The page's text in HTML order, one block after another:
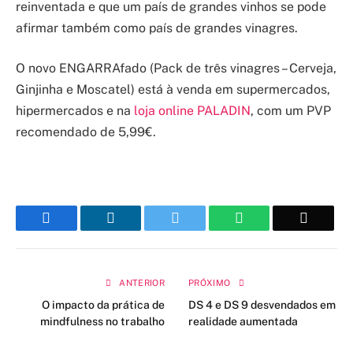
reinventada e que um país de grandes vinhos se pode
afirmar também como país de grandes vinagres.
O novo ENGARRAfado (Pack de três vinagres – Cerveja,
Ginjinha e Moscatel) está à venda em supermercados,
hipermercados e na loja online PALADIN, com um PVP
recomendado de 5,99€.
WhatsApp
ANTERIOR
O impacto da prática de
mindfulness no trabalho
PRÓXIMO
DS 4 e DS 9 desvendados em
realidade aumentada